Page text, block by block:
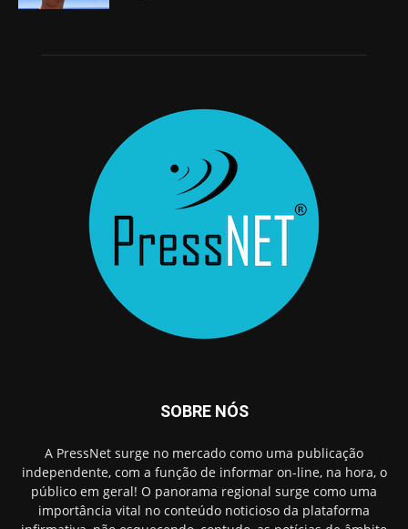
SOBRE NÓS
A PressNet surge no mercado como uma publicação
independente, com a função de informar on-line, na hora, o
público em geral! O panorama regional surge como uma
importância vital no conteúdo noticioso da plataforma